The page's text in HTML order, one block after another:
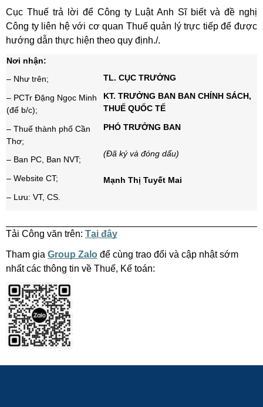
Cục Thuế trả lời để Công ty Luật Anh Sĩ biết và đề nghị
Công ty liên hệ với cơ quan Thuế quản lý trực tiếp để được
hướng dẫn thực hiện theo quy định./.
Nơi nhận:
– Như trên;
– PCTr Đặng Ngọc Minh
(để b/c);
– Thuế thành phố Cần
Thơ;
– Ban PC, Ban NVT;
– Website CT;
– Lưu: VT, CS.
TL. CỤC TRƯỞNG
KT. TRƯỞNG BAN BAN CHÍNH SÁCH,
THUẾ QUỐC TẾ
PHÓ TRƯỞNG BAN
(Đã ký và đóng dấu)
Mạnh Thị Tuyết Mai
Tải Công văn trên: Tại đây
Tham gia Group Zalo để cùng trao đổi và cập nhật sớm
nhất các thông tin về Thuế, Kế toán: